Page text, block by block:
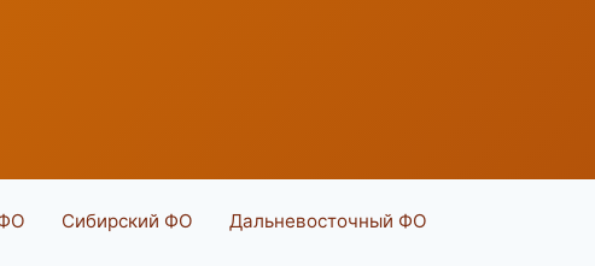
Сибирский ФО Дальневосточный ФО